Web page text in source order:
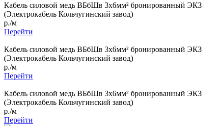
Кабель силовой медь ВБбШв 3x6мм² бронированный ЭКЗ
(Электрокабель Кольчугинский завод)
р./м
Перейти
Кабель силовой медь ВБбШв 3x6мм² бронированный ЭКЗ
(Электрокабель Кольчугинский завод)
р./м
Перейти
Кабель силовой медь ВБбШв 3x6мм² бронированный ЭКЗ
(Электрокабель Кольчугинский завод)
р./м
Перейти